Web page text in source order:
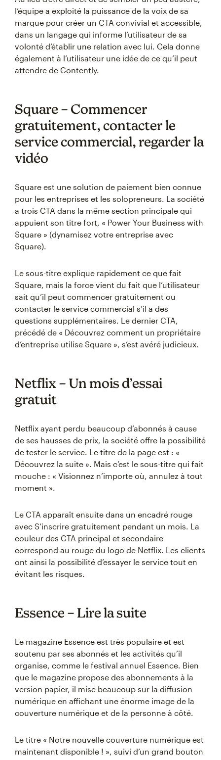
l’équipe a exploité la puissance de la voix de sa
marque pour créer un CTA convivial et accessible,
dans un langage qui informe l’utilisateur de sa
volonté d’établir une relation avec lui. Cela donne
également à l’utilisateur une idée de ce qu’il peut
attendre de Contently.
Square – Commencer
gratuitement, contacter le
service commercial, regarder la
vidéo
Square est une solution de paiement bien connue
pour les entreprises et les solopreneurs. La société
a trois CTA dans la même section principale qui
appuient son titre fort, « Power Your Business with
Square » (dynamisez votre entreprise avec
Square).
Le sous-titre explique rapidement ce que fait
Square, mais la force vient du fait que l’utilisateur
sait qu’il peut commencer gratuitement ou
contacter le service commercial s’il a des
questions supplémentaires. Le dernier CTA,
précédé de « Découvrez comment un propriétaire
d’entreprise utilise Square », s’est avéré judicieux.
Netflix – Un mois d’essai
gratuit
Netflix ayant perdu beaucoup d’abonnés à cause
de ses hausses de prix, la société offre la possibilité
de tester le service. Le titre de la page est : «
Découvrez la suite ». Mais c’est le sous-titre qui fait
mouche : « Visionnez n’importe où, annulez à tout
moment ».
Le CTA apparaît ensuite dans un encadré rouge
avec S’inscrire gratuitement pendant un mois. La
couleur des CTA principal et secondaire
correspond au rouge du logo de Netflix. Les clients
ont ainsi la possibilité d’essayer le service tout en
évitant les risques.
Essence – Lire la suite
Le magazine Essence est très populaire et est
soutenu par ses abonnés et les activités qu’il
organise, comme le festival annuel Essence. Bien
que le magazine propose des abonnements à la
version papier, il mise beaucoup sur la diffusion
numérique en affichant une énorme image de la
couverture numérique et de la personne à côté.
Le titre « Notre nouvelle couverture numérique est
maintenant disponible ! », suivi d’un grand bouton